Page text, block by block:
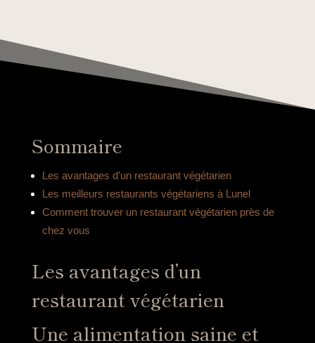
Sommaire
Les avantages d’un restaurant végétarien
Les meilleurs restaurants végétariens à Lunel
Comment trouver un restaurant végétarien près de
chez vous
Les avantages d’un
restaurant végétarien
Une alimentation saine et